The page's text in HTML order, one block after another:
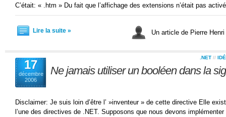
C’était: « .htm » Du fait que l’affichage des extensions n’était pas
Lire la suite » Un article de Pierre
17
décembre
2006
.NET //
Ne jamais utiliser un booléen dans la
Disclaimer: Je suis loin d’être l’ »inventeur » de cette directive Elle
l’une des directives de .NET. Supposons que nous devons